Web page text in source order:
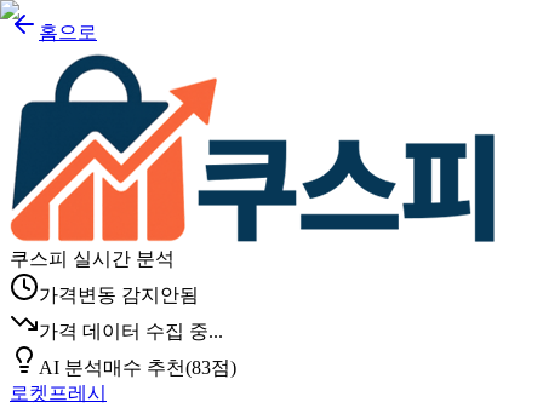
홈으로
쿠스피 실시간 분석
가격변동 감지안됨
가격 데이터 수집 중...
AI 분석매수 추천(83점)
로켓프레시